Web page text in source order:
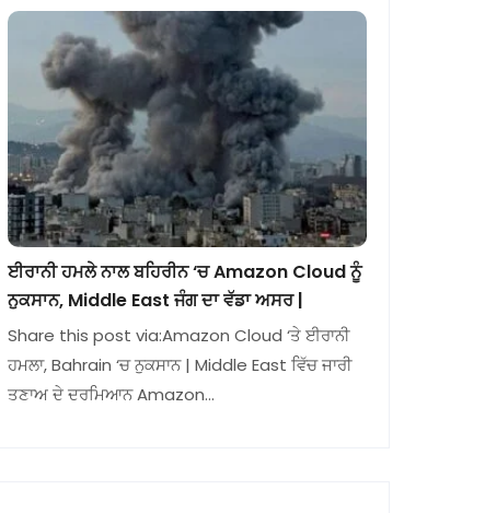
ਈਰਾਨੀ ਹਮਲੇ ਨਾਲ ਬਹਿਰੀਨ ‘ਚ Amazon Cloud ਨੂੰ
ਨੁਕਸਾਨ, Middle East ਜੰਗ ਦਾ ਵੱਡਾ ਅਸਰ |
Share this post via:Amazon Cloud ‘ਤੇ ਈਰਾਨੀ
ਹਮਲਾ, Bahrain ‘ਚ ਨੁਕਸਾਨ | Middle East ਵਿੱਚ ਜਾਰੀ
ਤਣਾਅ ਦੇ ਦਰਮਿਆਨ Amazon…